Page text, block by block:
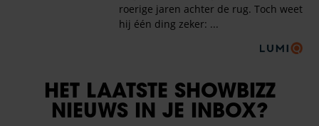
HET LAATSTE SHOWBIZZ
NIEUWS IN JE INBOX?